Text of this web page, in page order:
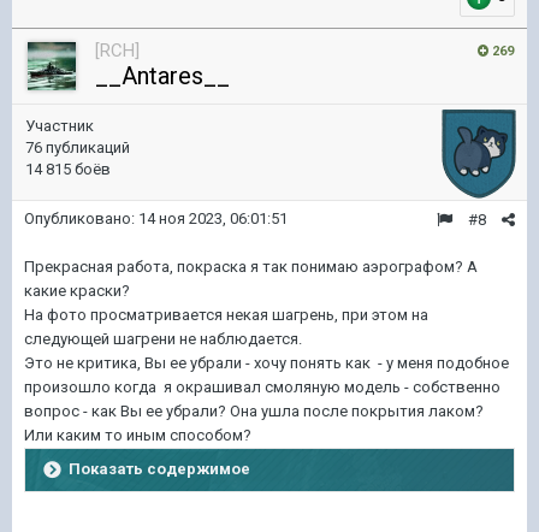
269
[RCH]
__Antares__
Участник
76 публикаций
14 815 боёв
#8
Опубликовано: 14 ноя 2023, 06:01:51
Прекрасная работа, покраска я так понимаю аэрографом? А
какие краски?
На фото просматривается некая шагрень, при этом на
следующей шагрени не наблюдается.
Это не критика, Вы ее убрали - хочу понять как - у меня подобное
произошло когда я окрашивал смоляную модель - собственно
вопрос - как Вы ее убрали? Она ушла после покрытия лаком?
Или каким то иным способом?
Показать содержимое